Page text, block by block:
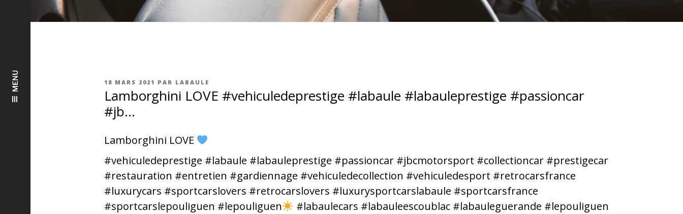
MENU
PUBLIÉ
LE
18 MARS 2021 PAR LABAULE
Lamborghini LOVE #vehiculedeprestige #labaule #labauleprestige #passioncar
#jb…
Lamborghini LOVE
#vehiculedeprestige #labaule #labauleprestige #passioncar #jbcmotorsport #collectioncar #prestigecar
#restauration #entretien #gardiennage #vehiculedecollection #vehiculedesport #retrocarsfrance
#luxurycars #sportcarslovers #retrocarslovers #luxurysportcarslabaule #sportcarsfrance
#sportcarslepouliguen #lepouliguen
#labaulecars #labauleescoublac #labauleguerande #lepouliguen